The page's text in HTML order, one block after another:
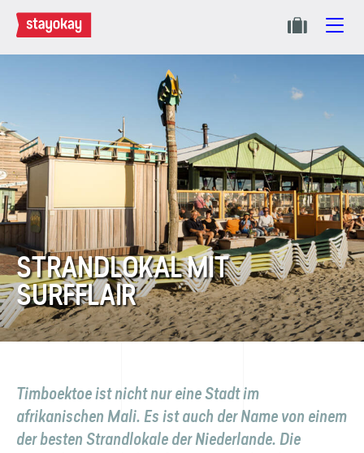
STRANDLOKAL MIT
SURFFLAIR
Timboektoe ist nicht nur eine Stadt im
afrikanischen Mali. Es ist auch der Name von einem
der besten Strandlokale der Niederlande. Die